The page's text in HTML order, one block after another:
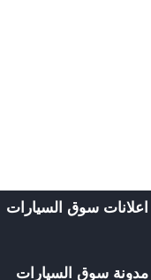
اعلانات سوق السيارات
مدونة سوق السيارات